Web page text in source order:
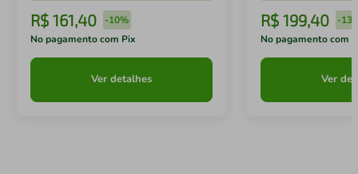
R$ 161,40 -10%
No pagamento com Pix
Ver detalhes
R$ 199,40 -
No pagamento com
Ver